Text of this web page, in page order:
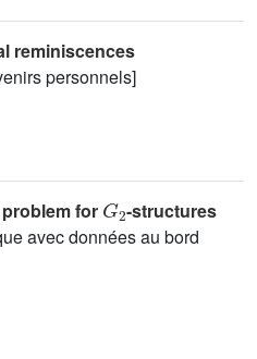
reminiscences
personnels]
for
-structures
avec données au bord